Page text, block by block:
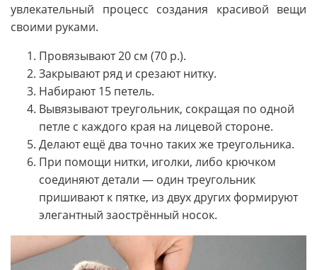
увлекательный процесс создания красивой вещи
своими руками.
Провязывают 20 см (70 р.).
Закрывают ряд и срезают нитку.
Набирают 15 петель.
Вывязывают треугольник, сокращая по одной
петле с каждого края на лицевой стороне.
Делают ещё два точно таких же треугольника.
При помощи нитки, иголки, либо крючком
соединяют детали — один треугольник
пришивают к пятке, из двух других формируют
элегантный заострённый носок.